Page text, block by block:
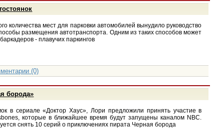
количества мест для парковки автомобилей вынудило руководство
размещения автотранспорта. Одним из таких способов может
- плавучих паркингов
(0)
борода»
в сериале «Доктор Хаус», Лори предложили принять участие в
которые в ближайшее время будут запущены каналом NBC.
снять 10 серий о приключениях пирата Черная борода